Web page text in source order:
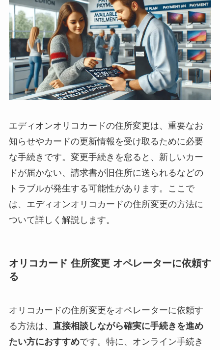
エディオンオリコカードの住所変更は、重要なお
知らせやカードの更新情報を受け取るために必要
な手続きです。変更手続きを怠ると、新しいカー
ドが届かない、請求書が旧住所に送られるなどの
トラブルが発生する可能性があります。ここで
は、エディオンオリコカードの住所変更の方法に
ついて詳しく解説します。
オリコカード 住所変更 オペレーターに依頼す
る
オリコカードの住所変更をオペレーターに依頼す
る方法は、 直接相談しながら確実に手続きを進め
たい方におすすめです。特に、オンライン手続き